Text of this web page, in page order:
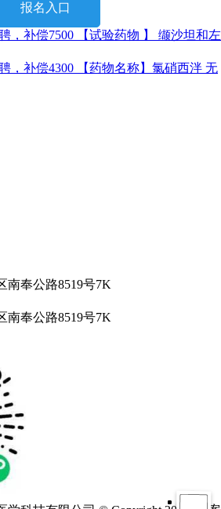
报名入口
，补偿7500 【试验药物 】 缬沙坦和左
，补偿4300 【药物名称】氯硝西泮 无
南奉公路8519号7K
南奉公路8519号7K